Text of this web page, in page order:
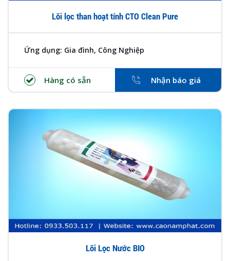
Lõi lọc than hoạt tính CTO Clean Pure
Ứng dụng: Gia đình, Công Nghiệp
Hàng có sẵn Nhận báo giá
Lõi Lọc Nước BIO